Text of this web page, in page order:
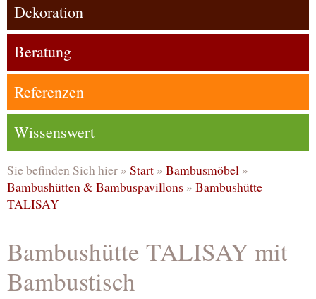
Dekoration
Beratung
Referenzen
Wissenswert
Sie befinden Sich hier » Start » Bambusmöbel »
Bambushütten & Bambuspavillons » Bambushütte
TALISAY
Bambushütte TALISAY mit
Bambustisch